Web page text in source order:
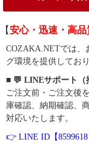
【安心・迅速・高
COZAKA.NETでは、
グ環境を提供しており
■ 💬 LINEサポート（
ご注文前・ご注文後
庫確認、納期確認、
対応いたします。
👉 LINE ID【8599618